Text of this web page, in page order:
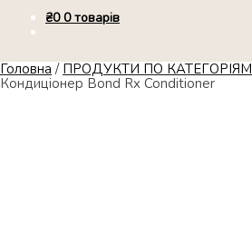
₴0 0 товарів
Головна / ПРОДУКТИ ПО КАТЕГОРІЯМ
Кондиціонер Bond Rx Conditioner